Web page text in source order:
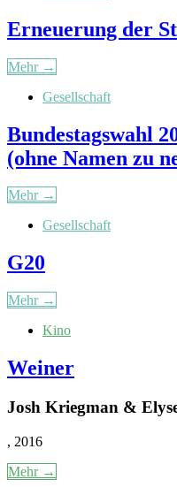
Erneuerung der
Mehr →
Gesellschaft
Bundestagswahl
(ohne Namen zu
Mehr →
Gesellschaft
G20
Mehr →
Kino
Weiner
Josh Kriegman &
, 2016
Mehr →